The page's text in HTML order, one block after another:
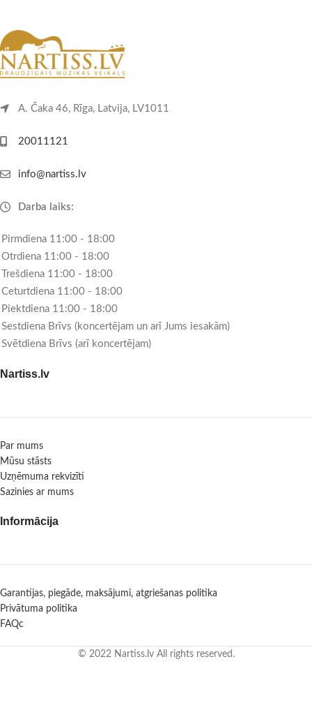
A. Čaka 46, Rīga, Latvija, LV1011
20011121
info@nartiss.lv
Darba laiks:
Pirmdiena 11:00 - 18:00
Otrdiena 11:00 - 18:00
Trešdiena 11:00 - 18:00
Ceturtdiena 11:00 - 18:00
Piektdiena 11:00 - 18:00
Sestdiena Brīvs (koncertējam un arī Jums iesakām)
Svētdiena Brīvs (arī koncertējam)
Nartiss.lv
Par mums
Mūsu stāsts
Uzņēmuma rekvizīti
Sazinies ar mums
Informācija
Garantijas, piegāde, maksājumi, atgriešanas politika
Privātuma politika
FAQc
© 2022 Nartiss.lv All rights reserved.